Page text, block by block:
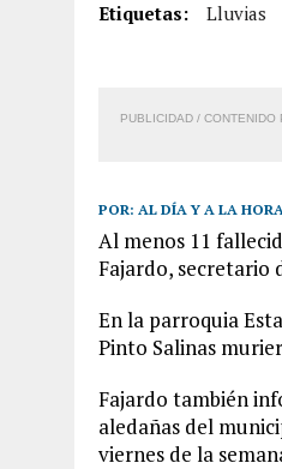
Etiquetas: Lluvias
PUBLICIDAD / CONTENIDO
POR: AL DÍA Y A LA
Al menos 11
Fajardo, secretario
En la parroquia
Pinto Salinas
Fajardo también
aledañas del
viernes de la